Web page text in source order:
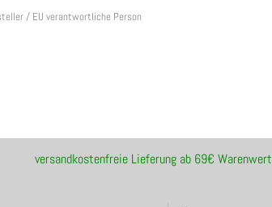
/ EU verantwortliche Person
versandkostenfreie Lieferung ab 69€ Warenwert